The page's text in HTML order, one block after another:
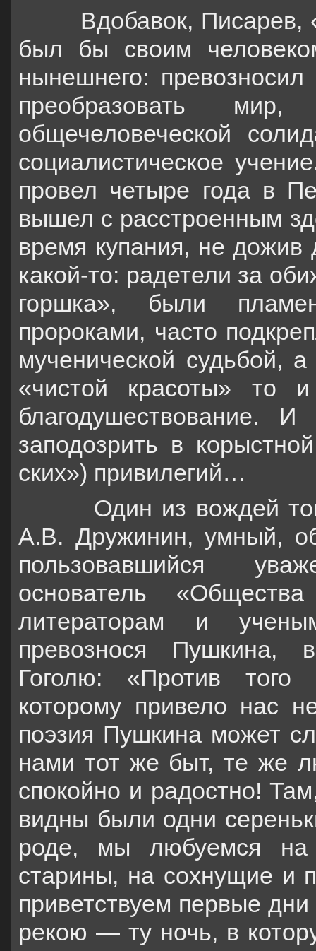
Вдобавок, Писарев,
был бы своим
нынешнего:
преобразовать
общечеловеческой
социалистическое
провел четыре года в
вышел с расстроенным
время купания, не дожив
какой-то: радетели за
горшка», были
пророками, часто
мучениче­ской судьбой,
«чистой красоты» то
заподозрить в
ских») привилегий…
Один из вождей
А.В. Дружинин, умный,
пользовавшийся
основатель
литераторам и
превознося Пушкина,
Гоголю: «Против того
которому привело нас
поэзия Пушкина может
нами тот же быт, те же
спокойно и радостно!
видны были одни
роде, мылюбуемся на
старины, на сохнущие и
приветствуем первые
рекою — ту ночь, в